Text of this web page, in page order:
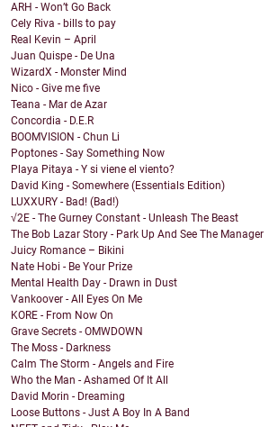
ARH - Won’t Go Back
Cely Riva - bills to pay
Real Kevin – April
Juan Quispe - De Una
WizardX - Monster Mind
Nico - Give me five
Teana - Mar de Azar
Concordia - D.E.R
BOOMVISION - Chun Li
Poptones - Say Something Now
Playa Pitaya - Y si viene el viento?
David King - Somewhere (Essentials Edition)
LUXXURY - Bad! (Bad!)
√2E - The Gurney Constant - Unleash The Beast
The Bob Lazar Story - Park Up And See The Manager
Juicy Romance – Bikini
Nate Hobi - Be Your Prize
Mental Health Day - Drawn in Dust
Vankoover - All Eyes On Me
KORE - From Now On
Grave Secrets - OMWDOWN
The Moss - Darkness
Calm The Storm - Angels and Fire
Who the Man - Ashamed Of It All
David Morin - Dreaming
Loose Buttons - Just A Boy In A Band